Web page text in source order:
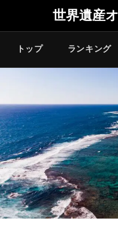
世界遺産
トップ ランキング